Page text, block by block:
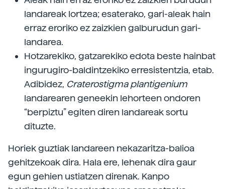
landareak lortzea; esaterako, gari-aleak hain
erraz eroriko ez zaizkien galburudun gari-
landarea.
Hotzarekiko, gatzarekiko edota beste hainbat
ingurugiro-baldintzekiko erresistentzia, etab.
Adibidez, Craterostigma plantigenium
landarearen geneekin lehorteen ondoren
“berpiztu” egiten diren landareak sortu
dituzte.
Horiek guztiak landareen nekazaritza-balioa
gehitzekoak dira. Hala ere, lehenak dira gaur
egun gehien ustiatzen direnak. Kanpo